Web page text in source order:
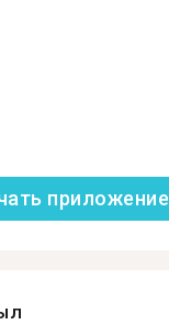
приложение